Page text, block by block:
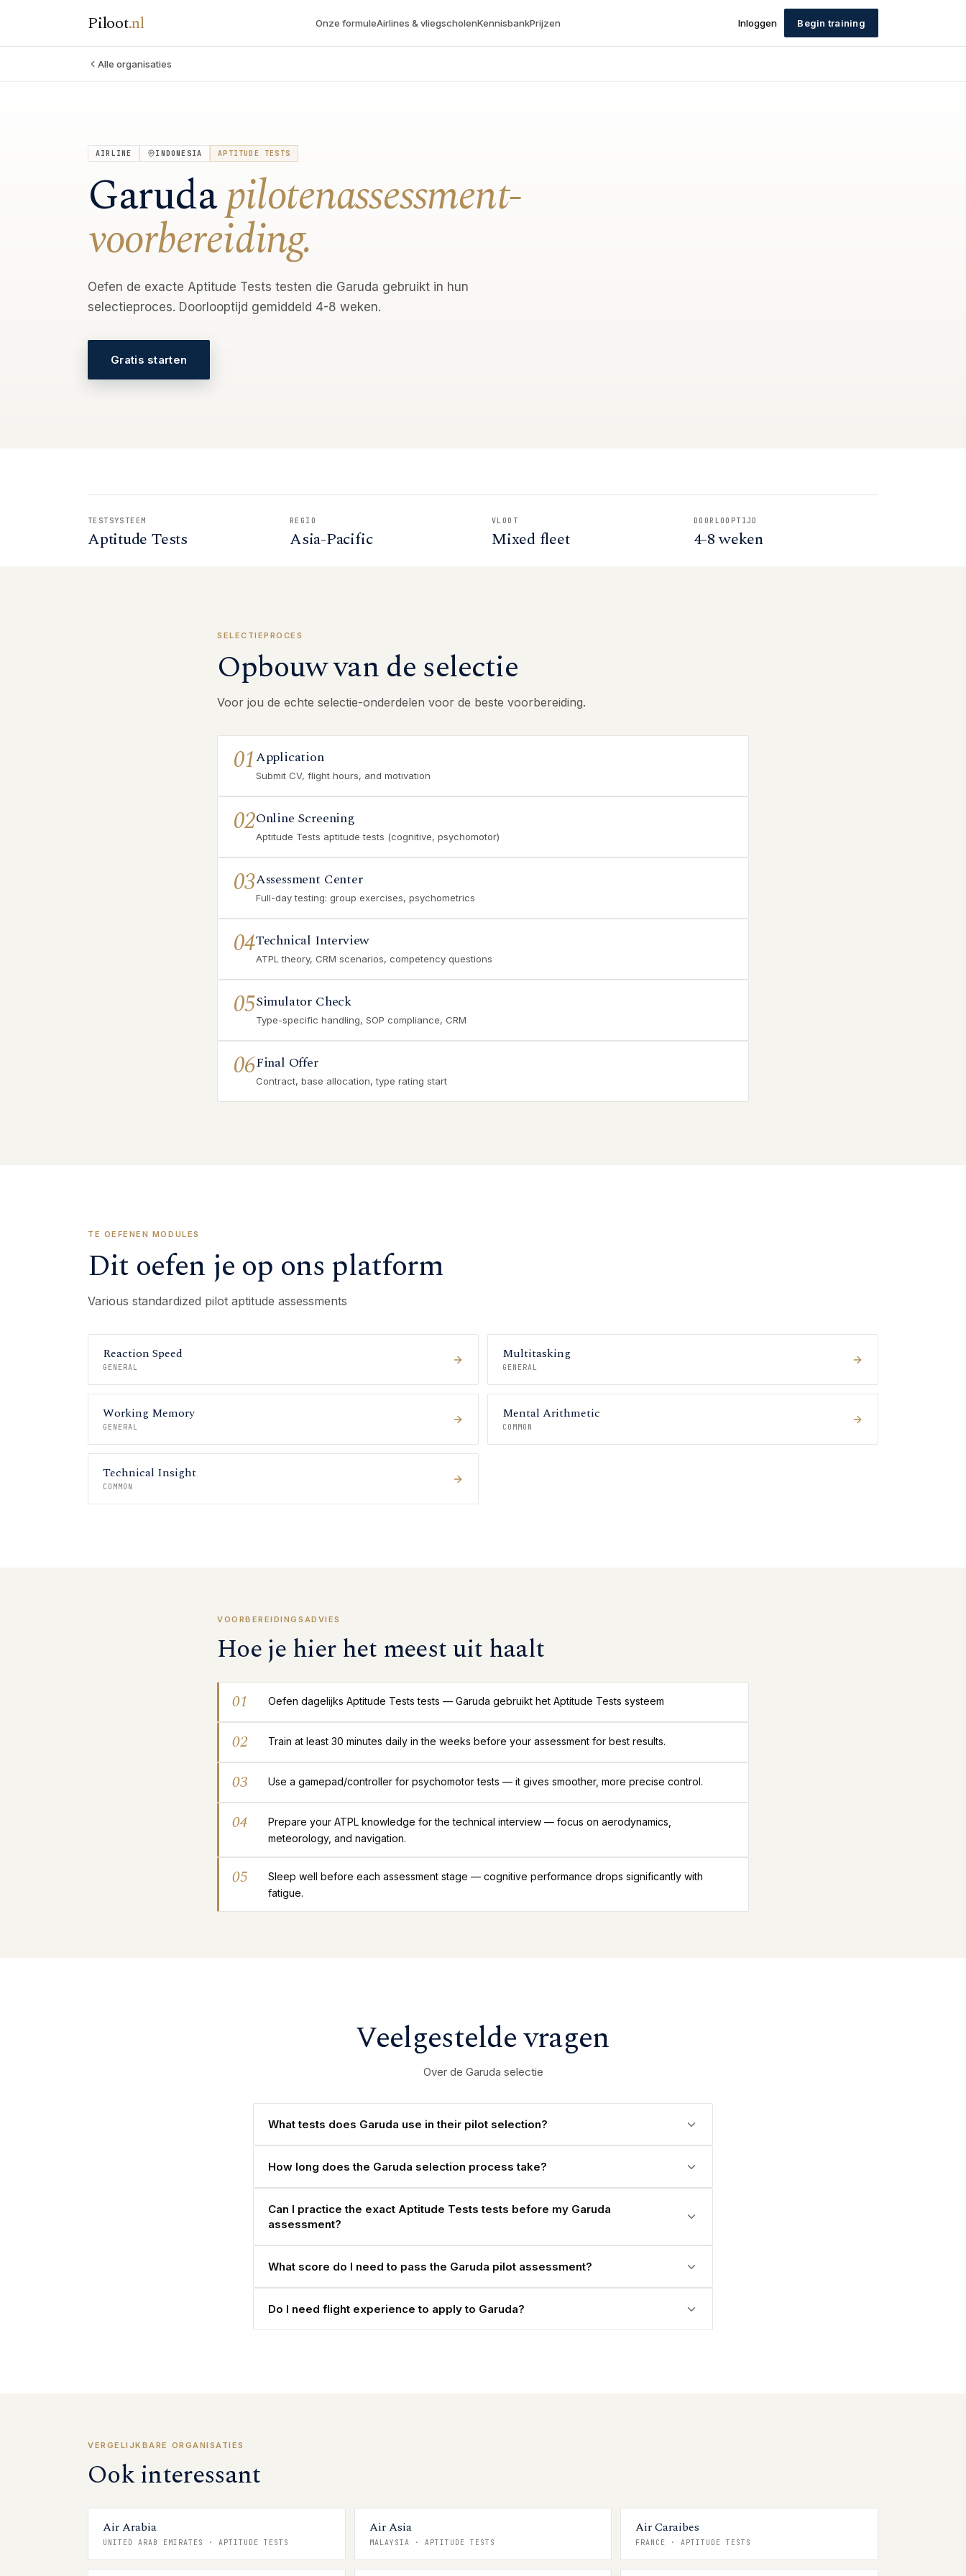
Piloot.nl Onze formuleAirlines & vliegscholenKennisbankPrijzen Inloggen Begin training
Alle organisaties
AIRLINE INDONESIA APTITUDE TESTS
Garudapilotenassessment-
voorbereiding.
Oefen de exacte Aptitude Tests testen die Garuda gebruikt in hun
selectieproces. Doorlooptijd gemiddeld 4-8 weken.
Gratis starten
TESTSYSTEEM
Aptitude Tests
REGIO
Asia-Pacific
VLOOT
Mixed fleet
DOORLOOPTIJD
4-8 weken
SELECTIEPROCES
Opbouw van de selectie
Voor jou de echte selectie-onderdelen voor de beste voorbereiding.
01Application
Submit CV, flight hours, and motivation
02Online Screening
Aptitude Tests aptitude tests (cognitive, psychomotor)
03Assessment Center
Full-day testing: group exercises, psychometrics
04Technical Interview
ATPL theory, CRM scenarios, competency questions
05Simulator Check
Type-specific handling, SOP compliance, CRM
06Final Offer
Contract, base allocation, type rating start
TE OEFENEN MODULES
Dit oefen je op ons platform
Various standardized pilot aptitude assessments
Reaction Speed
GENERAL
Multitasking
GENERAL
Working Memory
GENERAL
Mental Arithmetic
COMMON
Technical Insight
COMMON
VOORBEREIDINGSADVIES
Hoe je hier het meest uit haalt
01 Oefen dagelijks Aptitude Tests tests — Garuda gebruikt het Aptitude Tests systeem
02 Train at least 30 minutes daily in the weeks before your assessment for best results.
03 Use a gamepad/controller for psychomotor tests — it gives smoother, more precise control.
04
Prepare your ATPL knowledge for the technical interview — focus on aerodynamics,
meteorology, and navigation.
05
Sleep well before each assessment stage — cognitive performance drops significantly with
fatigue.
Veelgestelde vragen
Over de Garuda selectie
What tests does Garuda use in their pilot selection?
How long does the Garuda selection process take?
Can I practice the exact Aptitude Tests tests before my Garuda
assessment?
What score do I need to pass the Garuda pilot assessment?
Do I need flight experience to apply to Garuda?
VERGELIJKBARE ORGANISATIES
Ook interessant
Air Arabia
UNITED ARAB EMIRATES · APTITUDE TESTS
Air Asia
MALAYSIA · APTITUDE TESTS
Air Caraibes
FRANCE ·APTITUDE TESTS